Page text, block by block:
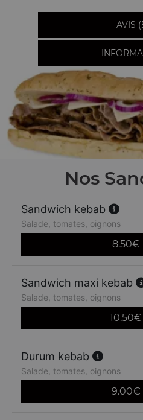
AVIS
Nos
Sandwich kebab
Salade, tomates, oignons
8.50€
Sandwich maxi kebab
Salade, tomates, oignons
10.50€
Durum kebab
Salade, tomates, oignons
9.00€